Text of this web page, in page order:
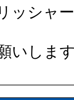
ッシャ
いしま